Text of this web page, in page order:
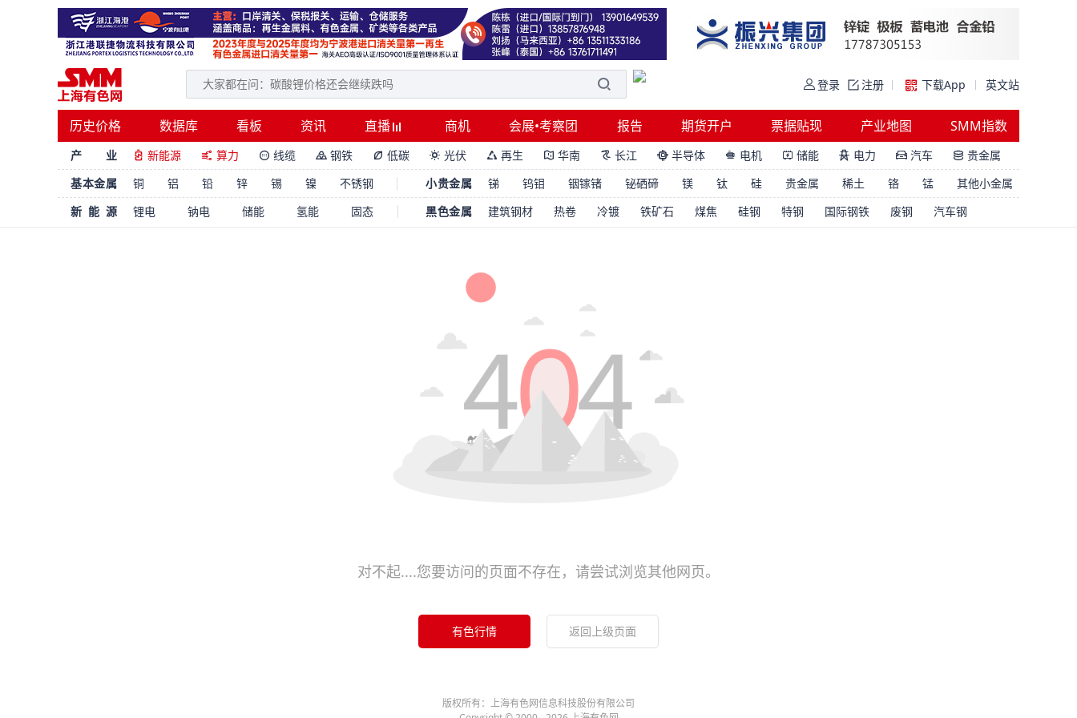
登录 注册 下载App 英文站
历史价格 数据库 看板 资讯 直播 商机 会展•考察团 报告 期货开户 票据贴现 产业地图 SMM指数
产 业  新能源  算力  线缆  钢铁  低碳  光伏  再生  华南  长江  半导体  电机  储能  电力  汽车  贵金属
基本金属
铜 铝 铅 锌 锡 镍 不锈钢 小贵金属 锑 钨钼 铟镓锗 铋硒碲 镁 钛 硅 贵金属 稀土 铬 锰
其他小金属
新能源
锂电 钠电 储能 氢能 固态 黑色金属 建筑钢材 热卷 冷镀 铁矿石 煤焦 硅钢 特钢 国际钢铁 废钢 汽车钢
对不起....您要访问的页面不存在，请尝试浏览其他网页。
有色行情 返回上级页面
版权所有：上海有色网信息科技股份有限公司